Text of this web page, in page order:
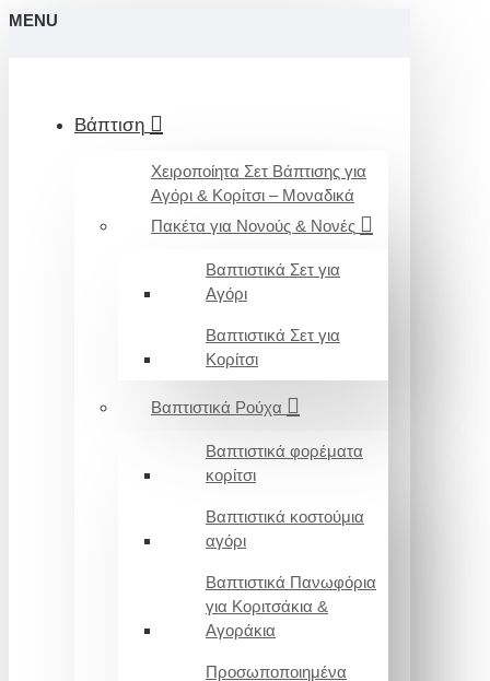
MENU
Βάπτιση
Χειροποίητα Σετ Βάπτισης για
Αγόρι & Κορίτσι – Μοναδικά
Πακέτα για Νονούς & Νονές
Βαπτιστικά Σετ για
Αγόρι
Βαπτιστικά Σετ για
Κορίτσι
Βαπτιστικά Ρούχα
Βαπτιστικά φορέματα
κορίτσι
Βαπτιστικά κοστούμια
αγόρι
Βαπτιστικά Πανωφόρια
για Κοριτσάκια &
Αγοράκια
Προσωποποιημένα